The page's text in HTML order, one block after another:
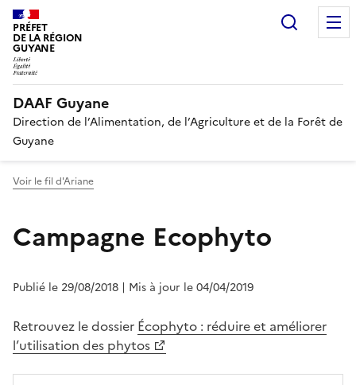
PRÉFET
DE LA RÉGION
GUYANE
DAAF Guyane
Direction de l’Alimentation, de l’Agriculture et de la Forêt de
Guyane
Voir le fil d'Ariane
Campagne Ecophyto
Publié le 29/08/2018 | Mis à jour le 04/04/2019
Retrouvez le dossier Écophyto : réduire et améliorer
l’utilisation des phytos